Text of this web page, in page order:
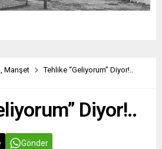
, Manşet Tehlike “Geliyorum” Diyor!..
Diyor!..
Gönder